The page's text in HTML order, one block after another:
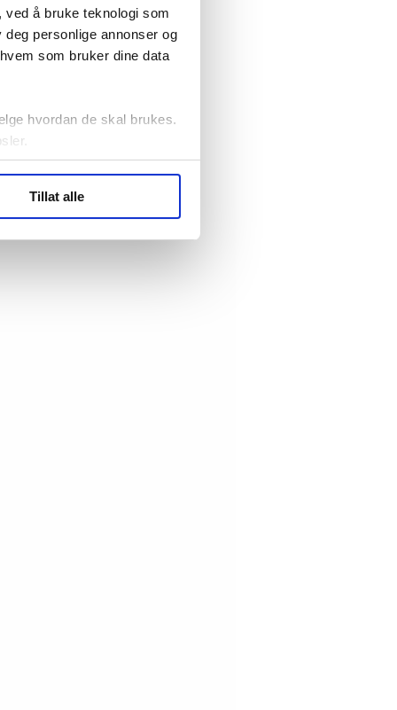
å bruke teknologi som
personlige annonser og
som bruker dine data
hvordan de skal brukes.
statistikk.
Tillat alle